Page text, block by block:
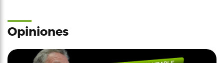
Opiniones